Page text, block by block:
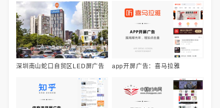
深圳南山蛇口自贸区LED屏广告 app开屏广告：喜马拉雅